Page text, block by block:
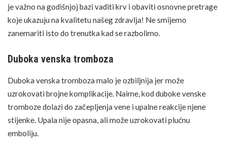
je važno na godišnjoj bazi vaditi krv i obaviti osnovne pretrage
koje ukazuju na kvalitetu našeg zdravlja! Ne smijemo
zanemariti isto do trenutka kad se razbolimo.
Duboka venska tromboza
Duboka venska tromboza malo je ozbiljnija jer može
uzrokovati brojne komplikacije. Naime, kod duboke venske
tromboze dolazi do začepljenja vene i upalne reakcije njene
stijenke. Upala nije opasna, ali može uzrokovati plućnu
emboliju.